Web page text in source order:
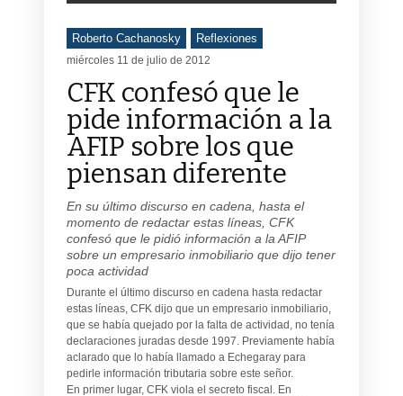
Roberto Cachanosky Reflexiones
miércoles 11 de julio de 2012
CFK confesó que le
pide información a la
AFIP sobre los que
piensan diferente
En su último discurso en cadena, hasta el
momento de redactar estas líneas, CFK
confesó que le pidió información a la AFIP
sobre un empresario inmobiliario que dijo tener
poca actividad
Durante el último discurso en cadena hasta redactar
estas líneas, CFK dijo que un empresario inmobiliario,
que se había quejado por la falta de actividad, no tenía
declaraciones juradas desde 1997. Previamente había
aclarado que lo había llamado a Echegaray para
pedirle información tributaria sobre este señor.
En primer lugar, CFK viola el secreto fiscal. En